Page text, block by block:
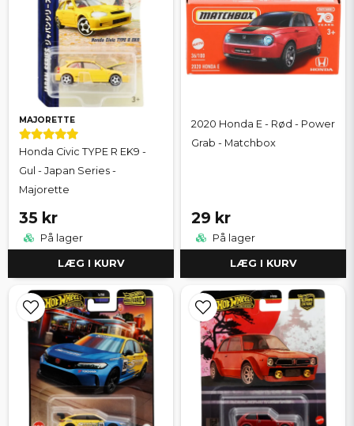
MAJORETTE
Honda Civic TYPE R EK9 -
Gul - Japan Series -
Majorette
35 kr
På lager
LÆG I KURV
2020 Honda E - Rød - Power
Grab - Matchbox
29 kr
På lager
LÆG I KURV